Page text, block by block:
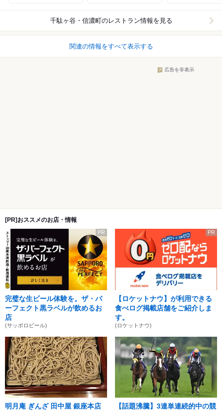
千駄ヶ谷・信濃町のレストラン情報を見る
関連の情報をすべて表示する
広告を非表示
[PR]おススメのお店・情報
PR
完璧な生ビール体験を。ザ・パ
ーフェクト黒ラベルが飲めるお
店
(サッポロビール)
PR
【ロケットナウ】が利用できる
食べログ掲載店舗をご紹介しま
す。
(ロケットナウ)
明月庵 ぎんざ 田中屋 銀座本店
【話題沸騰】3連単連続的中の競